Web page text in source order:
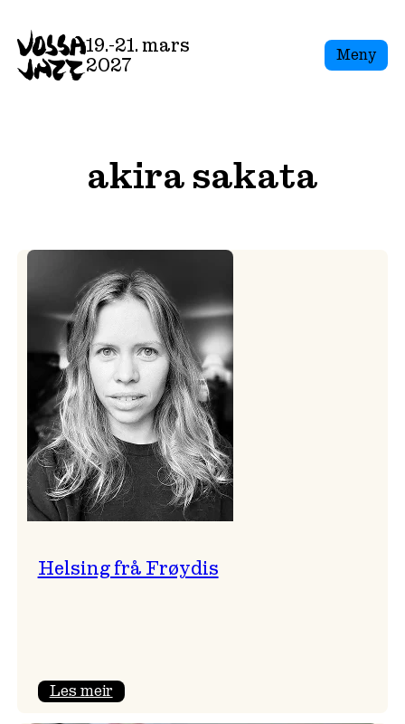
to
content
19.-21. mars
2027
Meny
akira sakata
Helsing frå Frøydis
Les meir: